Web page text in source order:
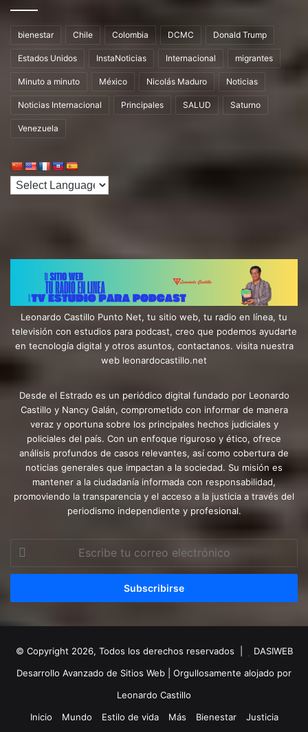
bienestar Chile Colombia DCMC Donald Trump
Estados Unidos InstaNoticias Internacional migrantes
Minuto a minuto México Nicolás Maduro Noticias
Noticias Internacional Principales SALUD Saturno
Venezuela
Leonardo Castillo Punto Net, tu sitio web, tu radio en línea, tu
televisión con estudios para podcast, creo que podemos ayudarte
en tecnología digital y otros asuntos, contactanos. visita nuestra
web leonardocastillo.net
Desde el Estrado es un periódico digital fundado por Leonardo
Castillo y Nancy Galán, comprometido con informar de manera
veraz y oportuna sobre los principales hechos judiciales y
policiales del país. Con un enfoque riguroso y ético, ofrece
análisis profundos de casos relevantes, así como cobertura de
noticias generales que impactan a la sociedad. Su misión es
mantener a la ciudadanía informada con responsabilidad,
promoviendo la transparencia y el acceso a la justicia a través del
periodismo independiente y profesional.
Escribe
correo
© Copyright 2026, Todos los derechos reservados |
DASIWEB
Desarrollo Avanzado de Sitios Web | Orgullosamente alojado por
Leonardo Castillo
Inicio
Mundo Estilo de vida Más Bienestar Justicia